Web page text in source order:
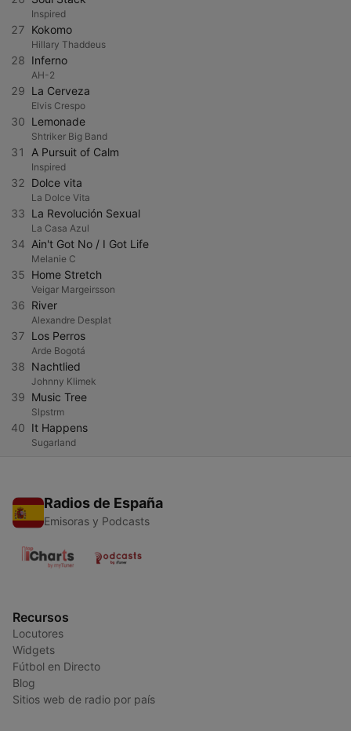
Inspired
27 Kokomo
Hillary Thaddeus
28 Inferno
AH-2
29 La Cerveza
Elvis Crespo
30 Lemonade
Shtriker Big Band
31 A Pursuit of Calm
Inspired
32 Dolce vita
La Dolce Vita
33 La Revolución Sexual
La Casa Azul
34 Ain't Got No / I Got Life
Melanie C
35 Home Stretch
Veigar Margeirsson
36 River
Alexandre Desplat
37 Los Perros
Arde Bogotá
38 Nachtlied
Johnny Klimek
39 Music Tree
Slpstrm
40 It Happens
Sugarland
Radios de España
Emisoras y Podcasts
Recursos
Locutores
Widgets
Fútbol en Directo
Blog
Sitios web de radio por país